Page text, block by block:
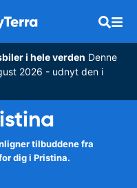
i hele verden Denne
2026 - udnyt den i
tilbuddene fra
dig i Pristina.